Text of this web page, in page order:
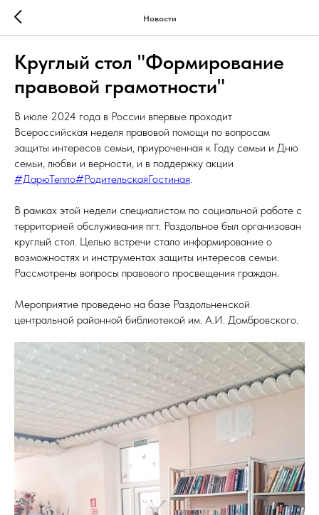
Новости
Круглый стол "Формирование
правовой грамотности"
В июле 2024 года в России впервые проходит
Всероссийская неделя правовой помощи по вопросам
защиты интересов семьи, приуроченная к Году семьи и Дню
семьи, любви и верности, и в поддержку акции
#ДарюТепло#РодительскаяГостиная.
В рамках этой недели специалистом по социальной работе с
территорией обслуживания пгт. Раздольное был организован
круглый стол. Целью встречи стало информирование о
возможностях и инструментах защиты интересов семьи.
Рассмотрены вопросы правового просвещения граждан.
Мероприятие проведено на базе Раздольненской
центральной районной библиотекой им. А.И. Домбровского.